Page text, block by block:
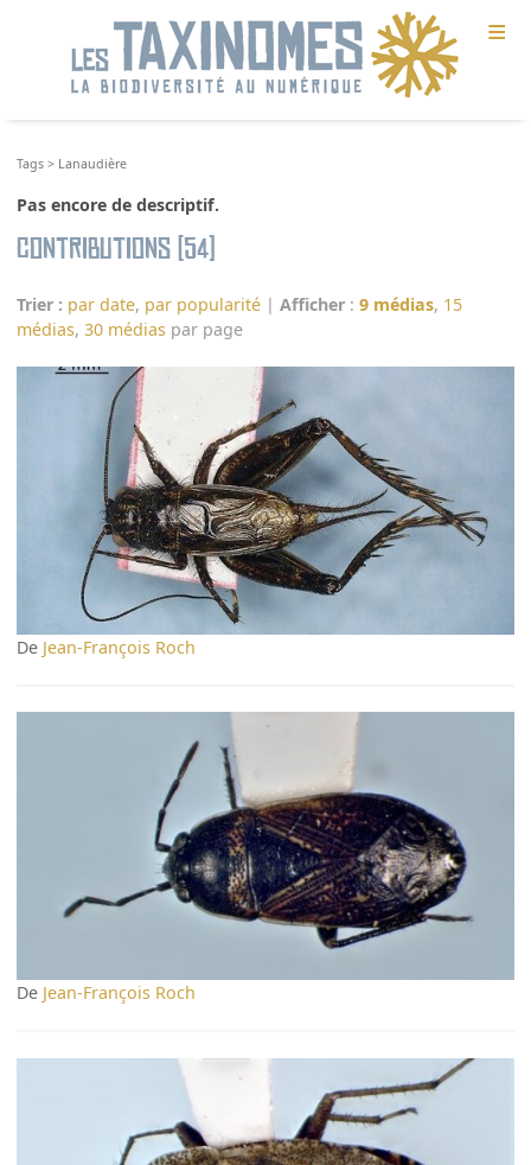
≡
Tags > Lanaudière
Pas encore de descriptif.
Contributions (54)
Trier : par date, par popularité |Afficher :9 médias, 15
médias,30 médias par page
De Jean-François Roch
De Jean-François Roch